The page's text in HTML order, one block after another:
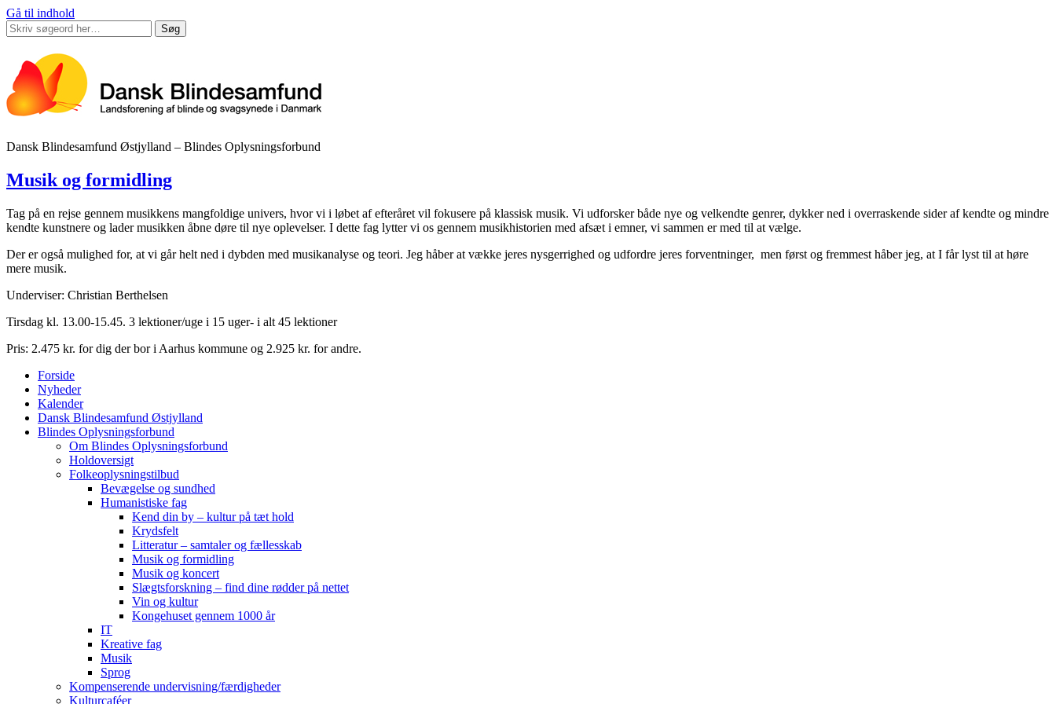
Gå til indhold
Søg
Dansk Blindesamfund Østjylland – Blindes Oplysningsforbund
Musik og formidling
Tag på en rejse gennem musikkens mangfoldige univers, hvor vi i løbet af efteråret vil fokusere på klassisk musik. Vi udforsker både nye og velkendte genrer, dykker ned i overraskende sider af kendte og mindre
kendte kunstnere og lader musikken åbne døre til nye oplevelser. I dette fag lytter vi os gennem musikhistorien med afsæt i emner, vi sammen er med til at vælge.
Der er også mulighed for, at vi går helt ned i dybden med musikanalyse og teori. Jeg håber at vække jeres nysgerrighed og udfordre jeres forventninger, men først og fremmest håber jeg, at I får lyst til at høre
mere musik.
Underviser: Christian Berthelsen
Tirsdag kl. 13.00-15.45. 3 lektioner/uge i 15 uger- i alt 45 lektioner
Pris: 2.475 kr. for dig der bor i Aarhus kommune og 2.925 kr. for andre.
Forside
Nyheder
Kalender
Dansk Blindesamfund Østjylland
Blindes Oplysningsforbund
Om Blindes Oplysningsforbund
Holdoversigt
Folkeoplysningstilbud
Bevægelse og sundhed
Humanistiske fag
Kend din by – kultur på tæt hold
Krydsfelt
Litteratur – samtaler og fællesskab
Musik og formidling
Musik og koncert
Slægtsforskning – find dine rødder på nettet
Vin og kultur
Kongehuset gennem 1000 år
IT
Kreative fag
Musik
Sprog
Kompenserende undervisning/færdigheder
Kulturcaféer